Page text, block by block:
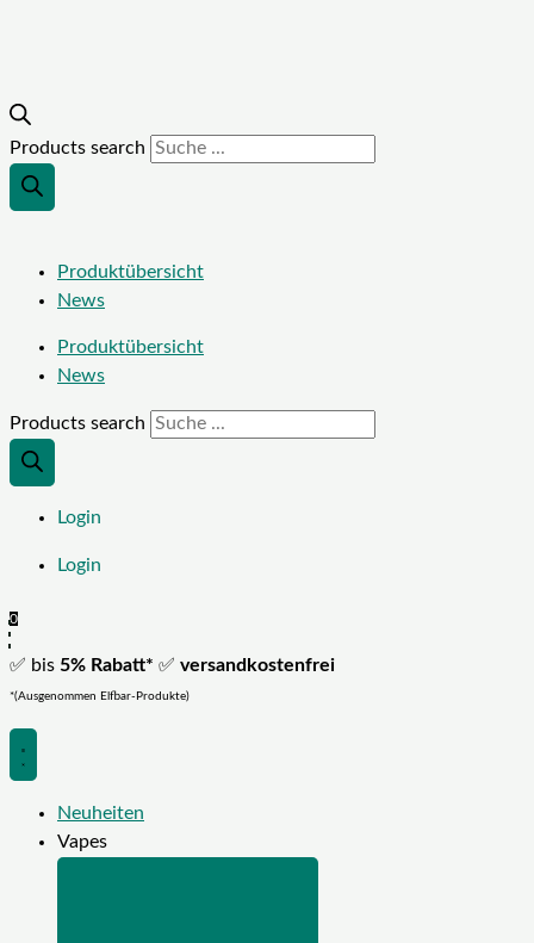
Products search
Produktübersicht
News
Produktübersicht
News
Products search
Login
Login
0
✅ bis 5% Rabatt* ✅ versandkostenfrei
*(Ausgenommen Elfbar-Produkte)
Neuheiten
Vapes